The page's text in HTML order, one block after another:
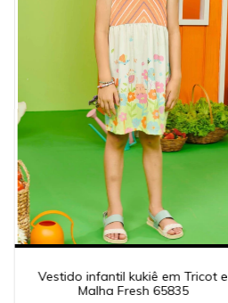
Vestido infantil kukiê em Tricot e
Malha Fresh 65835